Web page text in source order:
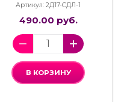
Артикул: 2Д17-СДЛ-1
490.00 руб.
В КОРЗИНУ